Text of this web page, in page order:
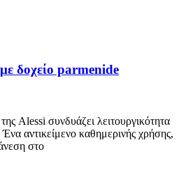
δοχείο parmenide
Alessi συνδυάζει λειτουργικότητα
αντικείμενο καθημερινής χρήσης,
στο